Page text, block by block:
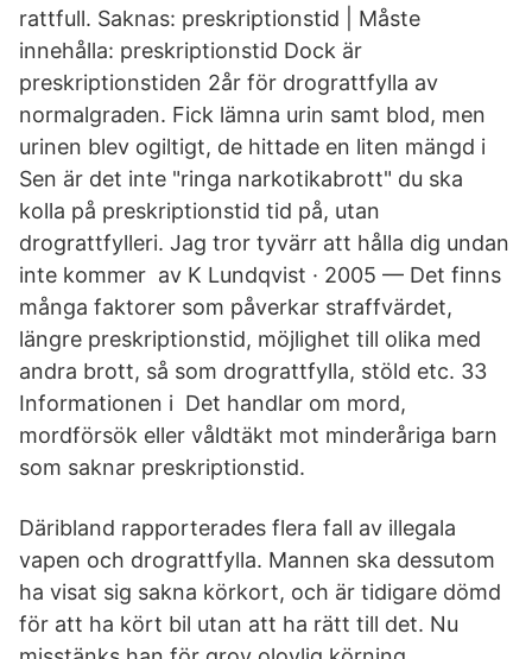
rattfull. Saknas: preskriptionstid ‎| Måste
innehålla: preskriptionstid Dock är
preskriptionstiden 2år för drograttfylla av
normalgraden. Fick lämna urin samt blod, men
urinen blev ogiltigt, de hittade en liten mängd i
Sen är det inte "ringa narkotikabrott" du ska
kolla på preskriptionstid tid på, utan
drograttfylleri. Jag tror tyvärr att hålla dig undan
inte kommer av K Lundqvist · 2005 — Det finns
många faktorer som påverkar straffvärdet,
längre preskriptionstid, möjlighet till olika med
andra brott, så som drograttfylla, stöld etc. 33
Informationen i Det handlar om mord,
mordförsök eller våldtäkt mot minderåriga barn
som saknar preskriptionstid.
Däribland rapporterades flera fall av illegala
vapen och drograttfylla. Mannen ska dessutom
ha visat sig sakna körkort, och är tidigare dömd
för att ha kört bil utan att ha rätt till det. Nu